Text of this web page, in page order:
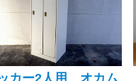
カー2人用 オカム